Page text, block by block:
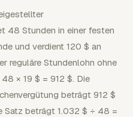
48 Stunden in einer festen
und verdient 120 $ an
reguläre Stundenlohn ohne
× 19 $ = 912 $. Die
beträgt 912 $
Satz beträgt 1.032 $ ÷ 48 =